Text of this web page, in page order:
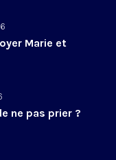
Marie et
ne pas prier ?